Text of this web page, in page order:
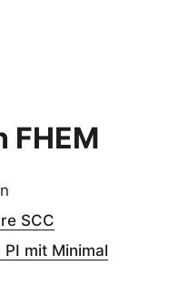
FHEM
SCC
mit Minimal